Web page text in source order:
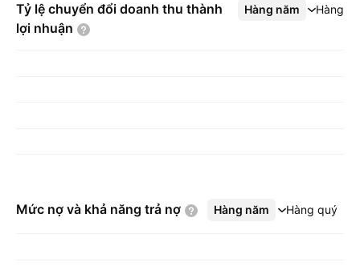
Tỷ lệ chuyển đổi doanh thu thành
lợi nhuận
Hàng năm Hàng
Xem thêm
Mức nợ và khả năng trả nợ Hàng năm Hàng quý
Xem thêm